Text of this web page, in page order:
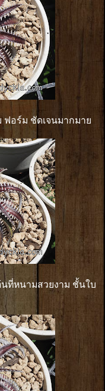
อร์ม ชัดเจนมากมาย
นที่หนามสวยงาม ชั้นใบ